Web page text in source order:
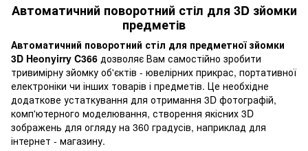
Автоматичний поворотний стіл для 3D зйомки
предметів
Автоматичний поворотний стіл для предметної зйомки
3D Heonyirry C366 дозволяє Вам самостійно зробити
тривимірну зйомку об'єктів - ювелірних прикрас, портативної
електроніки чи інших товарів і предметів. Це необхідне
додаткове устаткування для отримання 3D фотографій,
комп'ютерного моделювання, створення якісних 3D
зображень для огляду на 360 градусів, наприклад для
інтернет - магазину.